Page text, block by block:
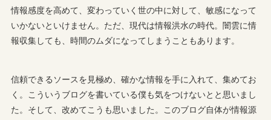
情報感度を高めて、変わっていく世の中に対して、敏感になって
いかないといけません。ただ、現代は情報洪水の時代。闇雲に情
報収集しても、時間のムダになってしまうこともあります。
信頼できるソースを見極め、確かな情報を手に入れて、集めてお
く。こういうブログを書いている僕も気をつけないとと思いまし
た。そして、改めてこうも思いました。このブログ自体が情報源